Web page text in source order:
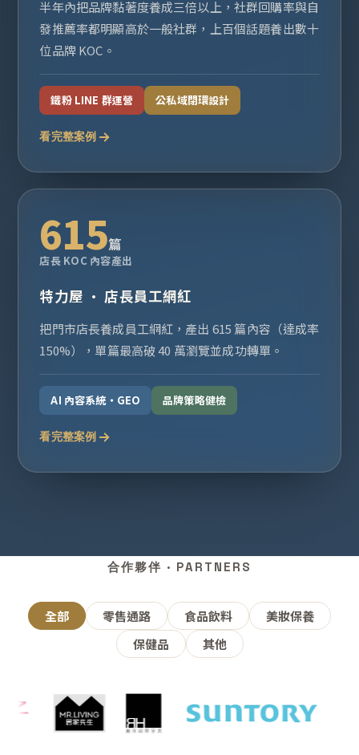
半年內把品牌黏著度養成三倍以上，社群回購率與自
發推薦率都明顯高於一般社群，上百個話題養出數十
位品牌 KOC。
鐵粉 LINE 群運營 公私域閉環設計
看完整案例
615篇
店長 KOC 內容產出
特力屋 · 店長員工網紅
把門市店長養成員工網紅，產出 615 篇內容（達成率
150%），單篇最高破 40 萬瀏覽並成功轉單。
AI 內容系統・GEO 品牌策略健檢
看完整案例
合作夥伴 · PARTNERS
全部 零售通路 食品飲料
美妝保養
保健品
其他